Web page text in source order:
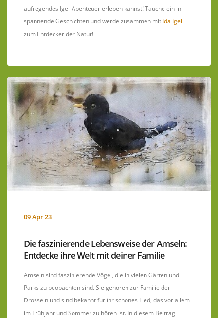
aufregendes Igel-Abenteuer erleben kannst! Tauche ein in
spannende Geschichten und werde zusammen mit Ida Igel
zum Entdecker der Natur!
09 Apr 23
Die faszinierende Lebensweise der Amseln:
Entdecke ihre Welt mit deiner Familie
Amseln sind faszinierende Vögel, die in vielen Gärten und
Parks zu beobachten sind. Sie gehören zur Familie der
Drosseln und sind bekannt für ihr schönes Lied, das vor allem
im Frühjahr und Sommer zu hören ist. In diesem Beitrag